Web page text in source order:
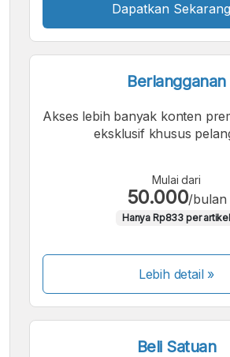
Dapatkan Sekarang
Berlangganan
Akses lebih banyak konten
eksklusif khusus
Mulai dari
50.000/bulan
Hanya Rp833 per artikel
Lebih detail »
Beli Satuan